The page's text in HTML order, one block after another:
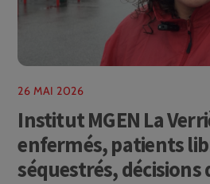
26 MAI 2026
Institut MGEN La
enfermés, patients
séquestrés, décisions